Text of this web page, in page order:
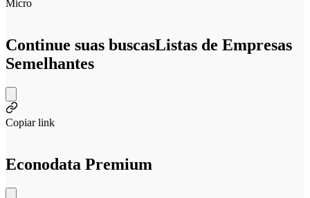
Micro
Continue suas buscasListas de Empresas
Semelhantes
Copiar link
Econodata Premium